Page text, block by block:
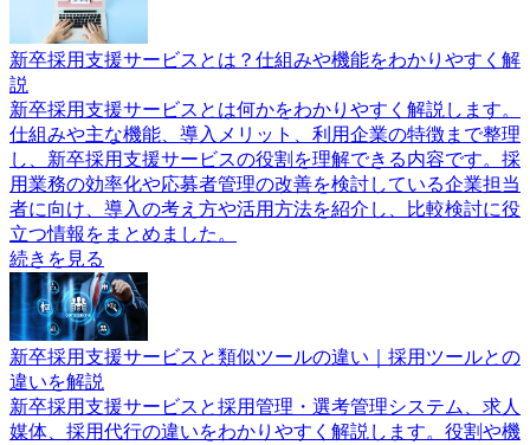
新卒採用支援サービスとは？仕組みや機能をわかりやすく解
説
新卒採用支援サービスとは何かをわかりやすく解説します。
仕組みや主な機能、導入メリット、利用企業の特徴まで整理
し、新卒採用支援サービスの役割を理解できる内容です。採
用業務の効率化や応募者管理の改善を検討している企業担当
者に向け、導入の考え方や活用方法を紹介し、比較検討に役
立つ情報をまとめました。
続きを見る
新卒採用支援サービスと類似ツールの違い｜採用ツールとの
違いを解説
新卒採用支援サービスと採用管理・選考管理システム、求人
媒体、採用代行の違いをわかりやすく解説します。役割や機